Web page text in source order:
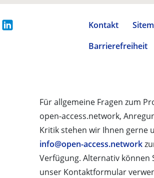
Kontakt
Barrierefreiheit
Für allgemeine Fragen zum
open-access.network,
Kritik stehen wir Ihnen gerne
info@open-access.network
Verfügung. Alternativ können
unser Kontaktformular